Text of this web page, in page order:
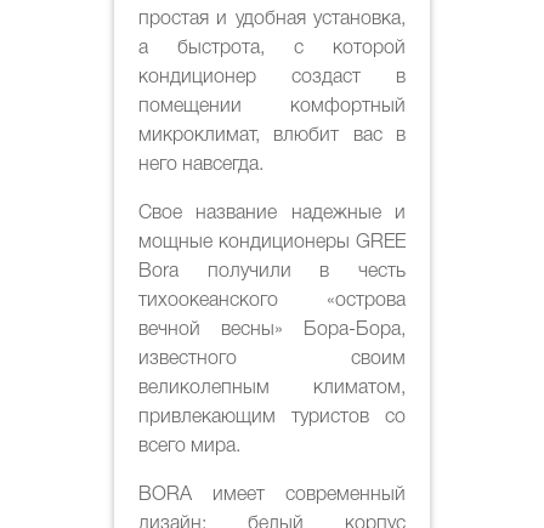
простая и удобная установка,
а быстрота, с которой
кондиционер создаст в
помещении комфортный
микроклимат, влюбит вас в
него навсегда.
Свое название надежные и
мощные кондиционеры GREE
Bora получили в честь
тихоокеанского «острова
вечной весны» Бора-Бора,
известного своим
великолепным климатом,
привлекающим туристов со
всего мира.
BORA имеет современный
дизайн: белый корпус